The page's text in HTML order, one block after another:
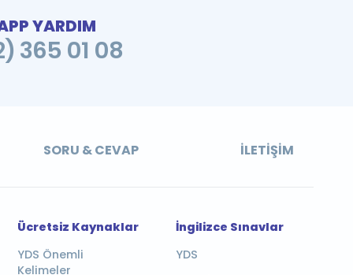
YARDIM
365 01 08
SORU & CEVAP İLETIŞIM
Ücretsiz Kaynaklar
YDS Önemli
Kelimeler
İngilizce Sınavlar
YDS